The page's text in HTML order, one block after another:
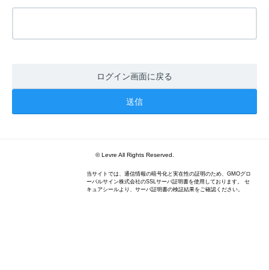
ログイン画面に戻る
© Levre All Rights Reserved.
当サイトでは、通信情報の暗号化と実在性の証明のため、GMOグロ
ーバルサイン株式会社のSSLサーバ証明書を使用しております。 セ
キュアシールより、サーバ証明書の検証結果をご確認ください。